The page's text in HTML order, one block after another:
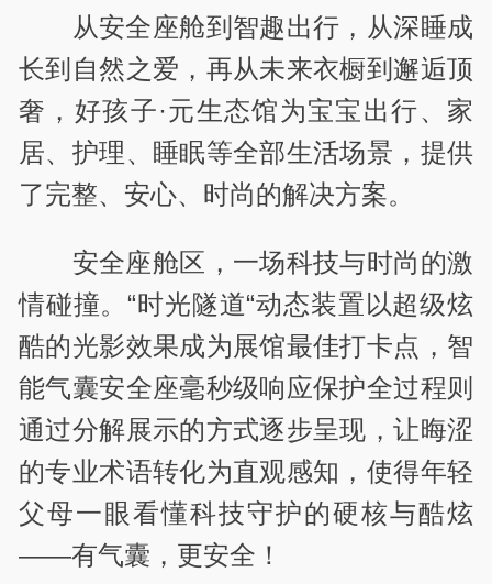
从安全座舱到智趣出行，从深睡成
长到自然之爱，再从未来衣橱到邂逅顶
奢，好孩子·元生态馆为宝宝出行、家
居、护理、睡眠等全部生活场景，提供
了完整、安心、时尚的解决方案。
安全座舱区，一场科技与时尚的激
情碰撞。“时光隧道“动态装置以超级炫
酷的光影效果成为展馆最佳打卡点，智
能气囊安全座毫秒级响应保护全过程则
通过分解展示的方式逐步呈现，让晦涩
的专业术语转化为直观感知，使得年轻
父母一眼看懂科技守护的硬核与酷炫
——有气囊，更安全！